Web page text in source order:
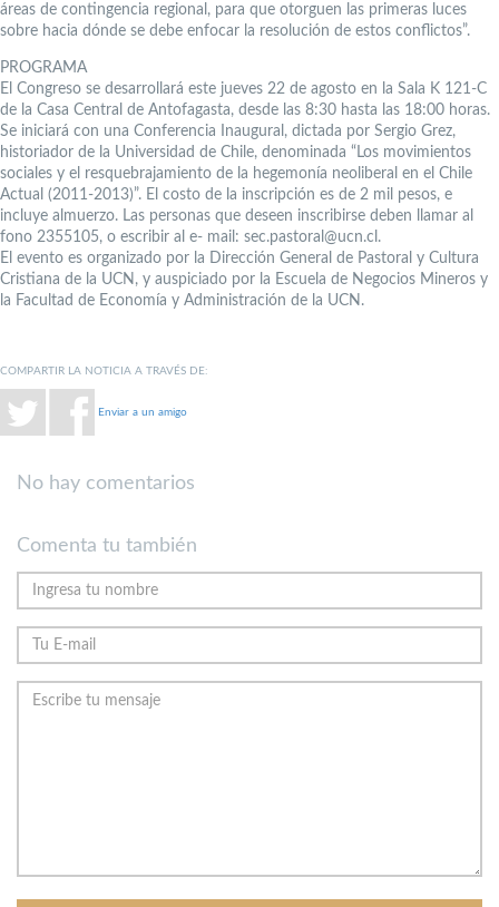
áreas de contingencia regional, para que otorguen las primeras luces
sobre hacia dónde se debe enfocar la resolución de estos conflictos”.
PROGRAMA
El Congreso se desarrollará este jueves 22 de agosto en la Sala K 121-C
de la Casa Central de Antofagasta, desde las 8:30 hasta las 18:00 horas.
Se iniciará con una Conferencia Inaugural, dictada por Sergio Grez,
historiador de la Universidad de Chile, denominada “Los movimientos
sociales y el resquebrajamiento de la hegemonía neoliberal en el Chile
Actual (2011-2013)”. El costo de la inscripción es de 2 mil pesos, e
incluye almuerzo. Las personas que deseen inscribirse deben llamar al
fono 2355105, o escribir al e- mail: sec.pastoral@ucn.cl.
El evento es organizado por la Dirección General de Pastoral y Cultura
Cristiana de la UCN, y auspiciado por la Escuela de Negocios Mineros y
la Facultad de Economía y Administración de la UCN.
COMPARTIR LA NOTICIA A TRAVÉS DE:
Enviar a un amigo
No hay comentarios
Comenta tu también